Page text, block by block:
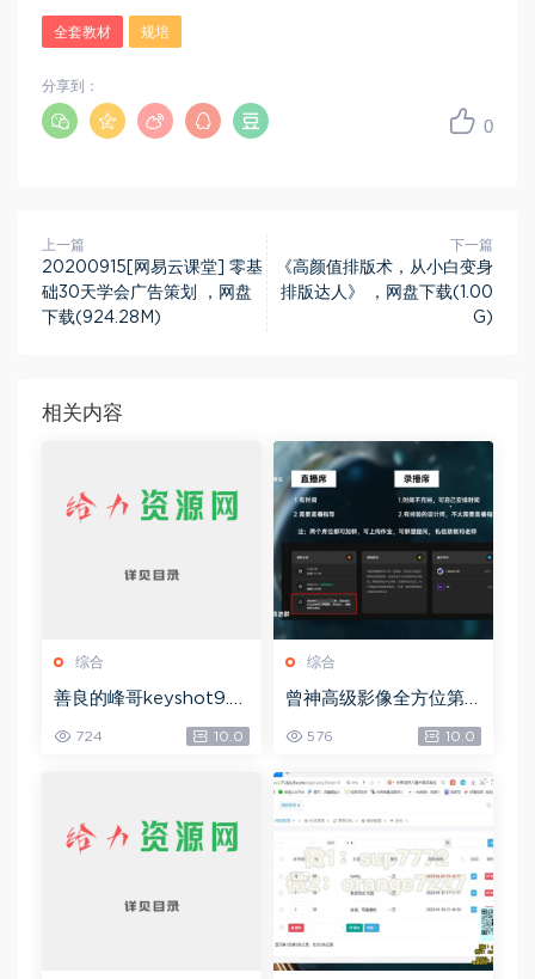
全套教材 规培
0
分享到：
上一篇
20200915[网易云课堂] 零基
础30天学会广告策划 ，网盘
下载(924.28M)
下一篇
《高颜值排版术，从小白变身
排版达人》 ，网盘下载(1.00
G)
相关内容
综合
善良的峰哥keyshot9.0
自学宝典，网盘下载(2.3
6G)
724 10.0
综合
曾神高级影像全方位第
四期，网盘下载(49.08
G)
576 10.0